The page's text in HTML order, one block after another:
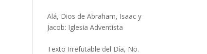
Alá, Dios de Abraham, Isaac y
Jacob: Iglesia Adventista
Texto Irrefutable del Día, No.